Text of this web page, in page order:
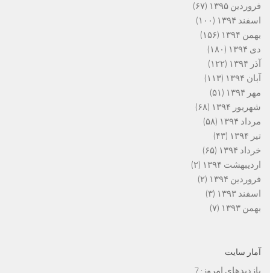
فروردین ۱۳۹۵
(۶۷)
اسفند ۱۳۹۴
(۱۰۰)
بهمن ۱۳۹۴
(۱۵۶)
دی ۱۳۹۴
(۱۸۰)
آذر ۱۳۹۴
(۱۲۲)
آبان ۱۳۹۴
(۱۱۳)
مهر ۱۳۹۴
(۵۱)
شهریور ۱۳۹۴
(۶۸)
مرداد ۱۳۹۴
(۵۸)
تیر ۱۳۹۴
(۴۳)
خرداد ۱۳۹۴
(۶۵)
اردیبهشت ۱۳۹۴
(۲)
فروردین ۱۳۹۴
(۲)
اسفند ۱۳۹۳
(۳)
بهمن ۱۳۹۳
(۷)
آمار سایت
بازدیدهای امروز: 7